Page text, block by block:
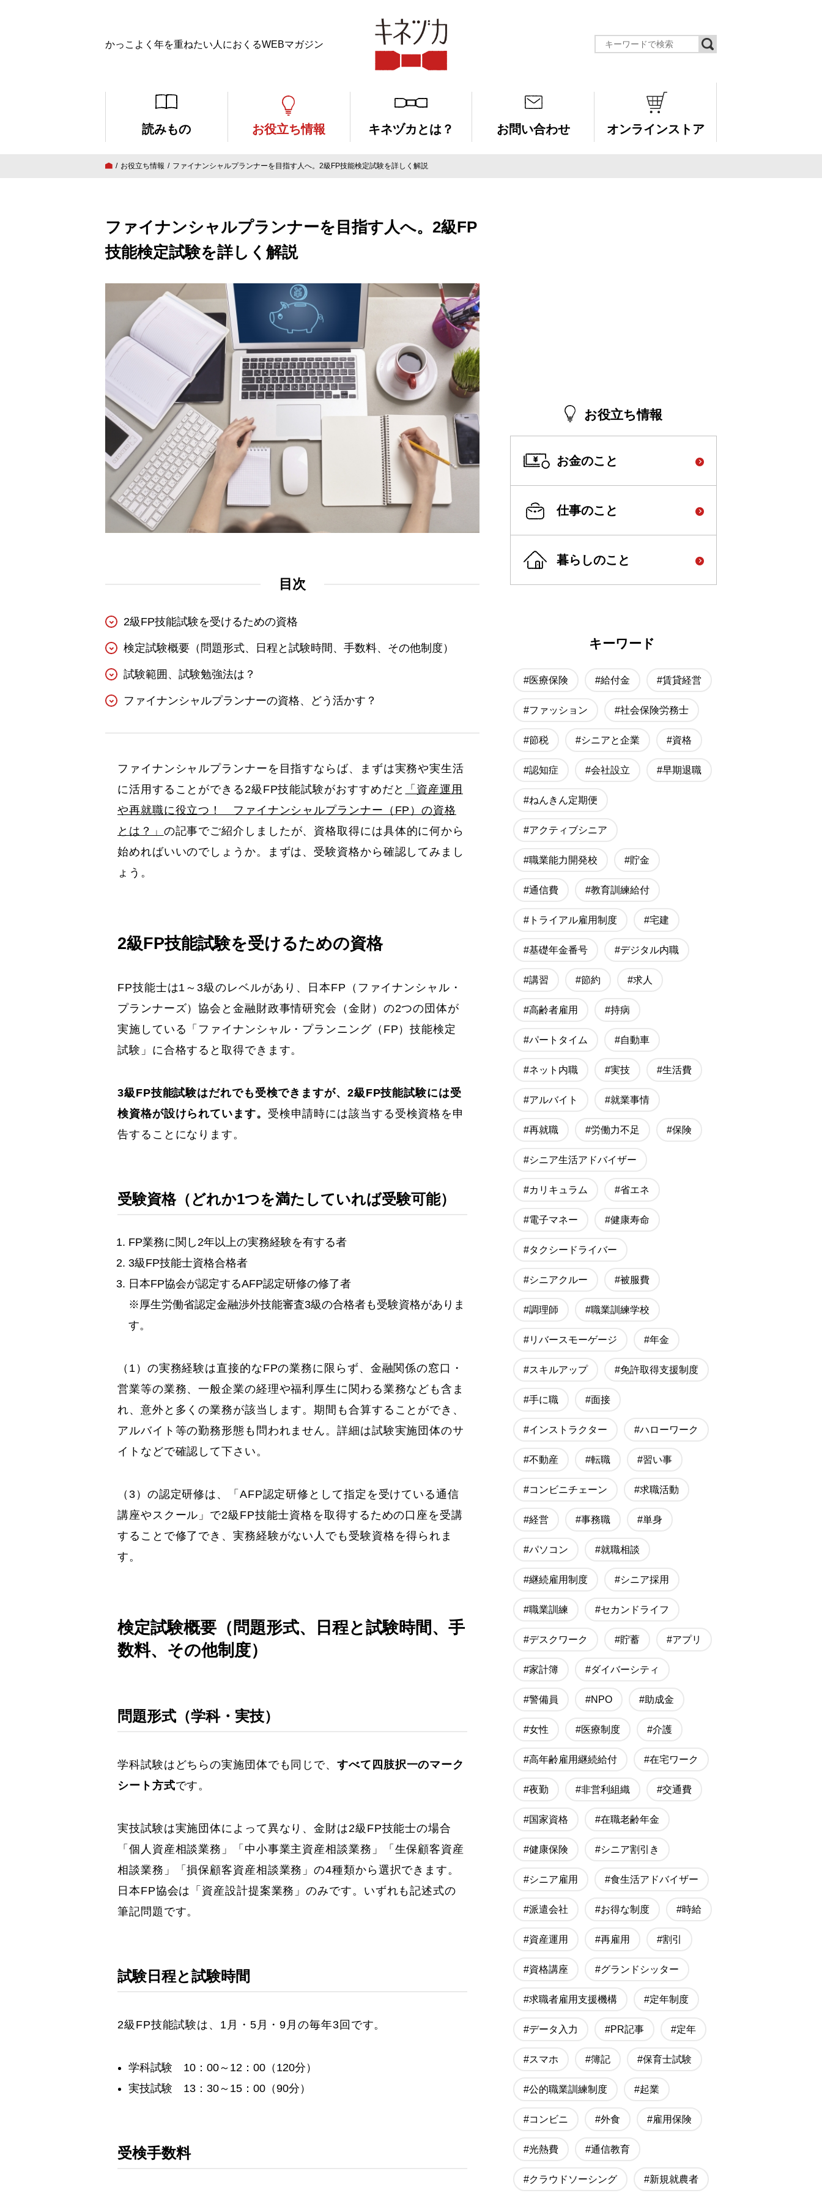
かっこよく年を重ねたい人におくるWEBマガジン
読みもの お役立ち情報 キネヅカとは？ お問い合わせ オンラインストア
お役立ち情報 ファイナンシャルプランナーを目指す人へ。2級FP技能検定試験を詳しく解説
ファイナンシャルプランナーを目指す人へ。2級FP
技能検定試験を詳しく解説
目次
2級FP技能試験を受けるための資格
検定試験概要（問題形式、日程と試験時間、手数料、その他制度）
試験範囲、試験勉強法は？
ファイナンシャルプランナーの資格、どう活かす？
ファイナンシャルプランナーを目指すならば、まずは実務や実生活
に活用することができる2級FP技能試験がおすすめだと
「資産運用
や再就職に役立つ！ ファイナンシャルプランナー（FP）の資格
とは？」 の記事でご紹介しましたが、資格取得には具体的に何から
始めればいいのでしょうか。まずは、受験資格から確認してみまし
ょう。
2級FP技能試験を受けるための資格
FP技能士は1～3級のレベルがあり、日本FP（ファイナンシャル・
プランナーズ）協会と金融財政事情研究会（金財）の2つの団体が
実施している「ファイナンシャル・プランニング（FP）技能検定
試験」に合格すると取得できます。
3級FP技能試験はだれでも受検できますが、2級FP技能試験には受
検資格が設けられています。 受検申請時には該当する受検資格を申
告することになります。
受験資格（どれか1つを満たしていれば受験可能）
FP業務に関し2年以上の実務経験を有する者
3級FP技能士資格合格者
日本FP協会が認定するAFP認定研修の修了者
※厚生労働省認定金融渉外技能審査3級の合格者も受験資格がありま
す。
（1）の実務経験は直接的なFPの業務に限らず、金融関係の窓口・
営業等の業務、一般企業の経理や福利厚生に関わる業務なども含ま
れ、意外と多くの業務が該当します。期間も合算することができ、
アルバイト等の勤務形態も問われません。詳細は試験実施団体のサ
イトなどで確認して下さい。
（3）の認定研修は、「AFP認定研修として指定を受けている通信
講座やスクール」で2級FP技能士資格を取得するための口座を受講
することで修了でき、実務経験がない人でも受験資格を得られま
す。
検定試験概要（問題形式、日程と試験時間、手
数料、その他制度）
問題形式（学科・実技）
学科試験はどちらの実施団体でも同じで、すべて四肢択一のマーク
シート方式です。
実技試験は実施団体によって異なり、金財は2級FP技能士の場合
「個人資産相談業務」「中小事業主資産相談業務」「生保顧客資産
相談業務」「損保顧客資産相談業務」の4種類から選択できます。
日本FP協会は「資産設計提案業務」のみです。いずれも記述式の
筆記問題です。
試験日程と試験時間
2級FP技能試験は、1月・5月・9月の毎年3回です。
学科試験 10：00～12：00（120分）
実技試験 13：30～15：00（90分）
受検手数料
お役立ち情報
お金のこと
仕事のこと
暮らしのこと
キーワード
#医療保険 #給付金 #賃貸経営
#ファッション #社会保険労務士
#節税 #シニアと企業 #資格
#認知症 #会社設立 #早期退職
#ねんきん定期便
#アクティブシニア
#職業能力開発校 #貯金
#通信費 #教育訓練給付
#トライアル雇用制度 #宅建
#基礎年金番号 #デジタル内職
#講習 #節約 #求人
#高齢者雇用 #持病
#パートタイム #自動車
#ネット内職 #実技 #生活費
#アルバイト #就業事情
#再就職 #労働力不足 #保険
#シニア生活アドバイザー
#カリキュラム #省エネ
#電子マネー #健康寿命
#タクシードライバー
#シニアクルー #被服費
#調理師 #職業訓練学校
#リバースモーゲージ #年金
#スキルアップ #免許取得支援制度
#手に職 #面接
#インストラクター #ハローワーク
#不動産 #転職 #習い事
#コンビニチェーン #求職活動
#経営 #事務職 #単身
#パソコン #就職相談
#継続雇用制度 #シニア採用
#職業訓練 #セカンドライフ
#デスクワーク #貯蓄 #アプリ
#家計簿 #ダイバーシティ
#警備員 #NPO #助成金
#女性 #医療制度 #介護
#高年齢雇用継続給付 #在宅ワーク
#夜勤 #非営利組織 #交通費
#国家資格 #在職老齢年金
#健康保険 #シニア割引き
#シニア雇用 #食生活アドバイザー
#派遣会社 #お得な制度 #時給
#資産運用 #再雇用 #割引
#資格講座 #グランドシッター
#求職者雇用支援機構 #定年制度
#データ入力 #PR記事 #定年
#スマホ #簿記 #保育士試験
#公的職業訓練制度 #起業
#コンビニ #外食 #雇用保険
#光熱費 #通信教育
#クラウドソーシング #新規就農者